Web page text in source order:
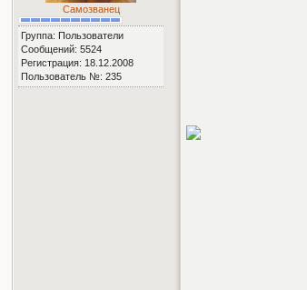
Самозванец
Группа: Пользователи
Сообщений: 5524
Регистрация: 18.12.2008
Пользователь №: 235